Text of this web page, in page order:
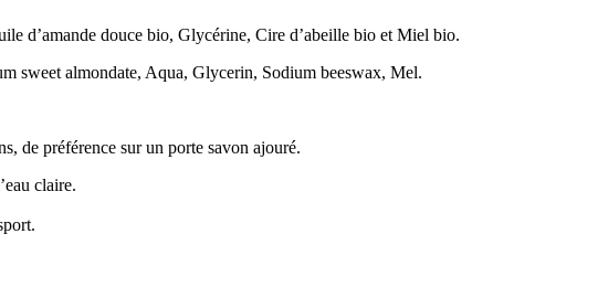
d’amande douce bio, Glycérine, Cire d’abeille bio et Miel bio.
sweet almondate, Aqua, Glycerin, Sodium beeswax, Mel.
de préférence sur un porte savon ajouré.
claire.